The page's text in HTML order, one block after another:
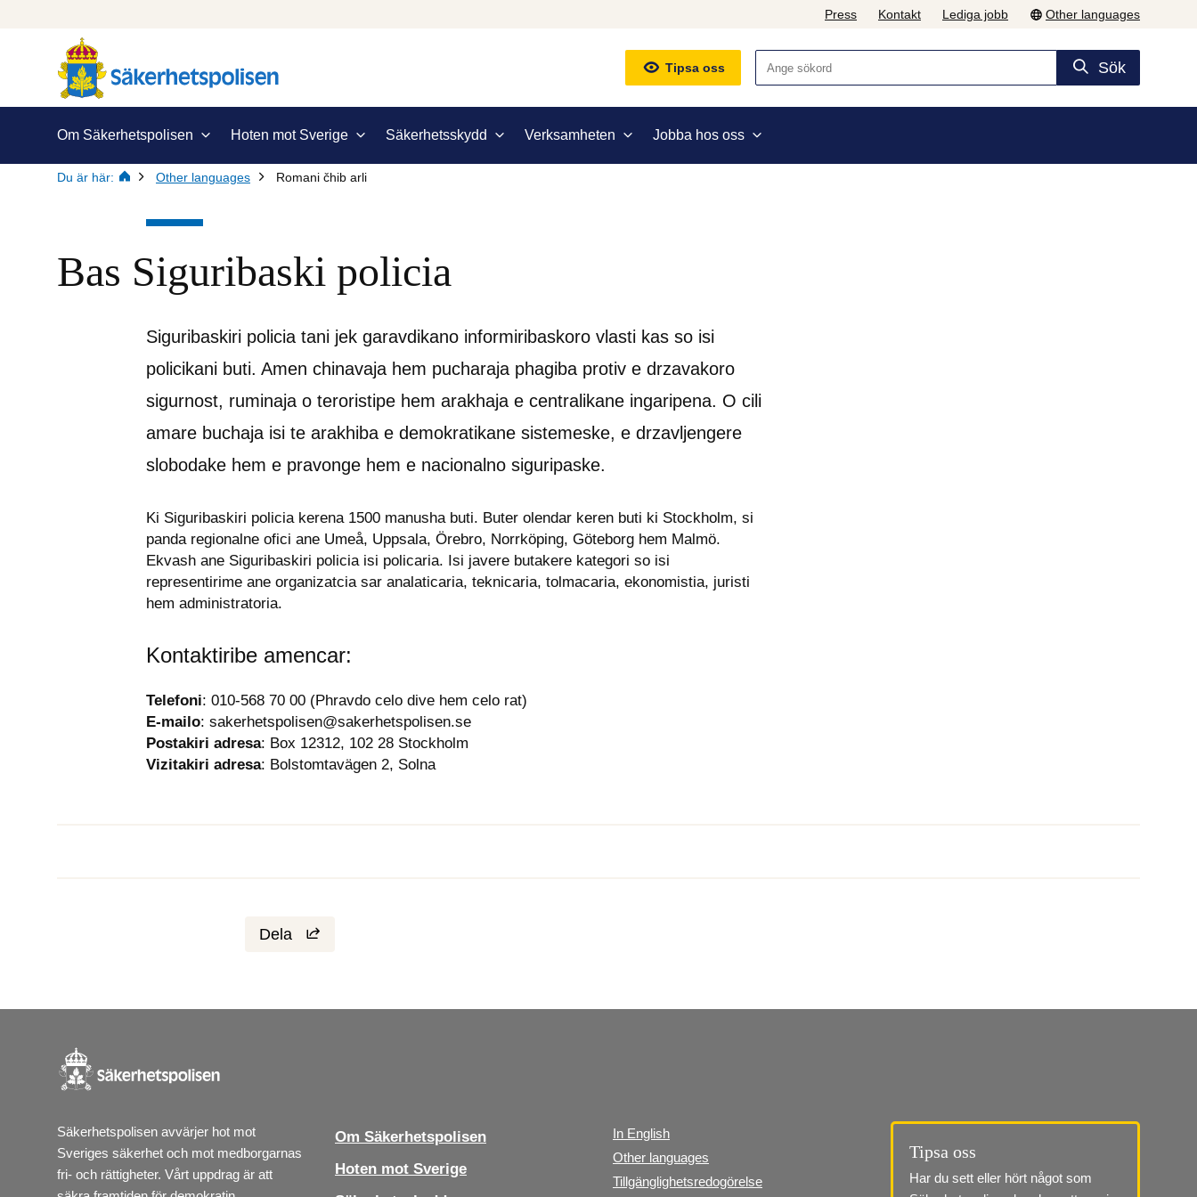
Press Kontakt Lediga jobb Other languages
Tipsa oss Sök
Om Säkerhetspolisen Hoten mot Sverige Säkerhetsskydd Verksamheten Jobba hos oss
Du är här: Other languages Romani čhib arli
Bas Siguribaski policia
Siguribaskiri policia tani jek garavdikano informiribaskoro vlasti kas so isi
policikani buti. Amen chinavaja hem pucharaja phagiba protiv e drzavakoro
sigurnost, ruminaja o teroristipe hem arakhaja e centralikane ingaripena. O cili
amare buchaja isi te arakhiba e demokratikane sistemeske, e drzavljengere
slobodake hem e pravonge hem e nacionalno siguripaske.
Ki Siguribaskiri policia kerena 1500 manusha buti. Buter olendar keren buti ki Stockholm, si
panda regionalne ofici ane Umeå, Uppsala, Örebro, Norrköping, Göteborg hem Malmö.
Ekvash ane Siguribaskiri policia isi policaria. Isi javere butakere kategori so isi
representirime ane organizatcia sar analaticaria, teknicaria, tolmacaria, ekonomistia, juristi
hem administratoria.
Kontaktiribe amencar:
Telefoni: 010-568 70 00 (Phravdo celo dive hem celo rat)
E-mailo: sakerhetspolisen@sakerhetspolisen.se
Postakiri adresa: Box 12312, 102 28 Stockholm
Vizitakiri adresa: Bolstomtavägen 2, Solna
Dela
Säkerhetspolisen avvärjer hot mot
Sveriges säkerhet och mot medborgarnas
fri- och rättigheter. Vårt uppdrag är att
Om Säkerhetspolisen
Hoten mot Sverige
In English
Other languages
Tillgänglighetsredogörelse
Tipsa oss
Har du sett eller hört något som